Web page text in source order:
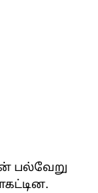
பல்வேறு